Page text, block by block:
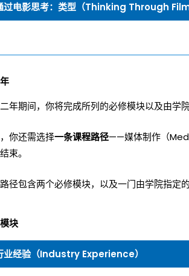
过电影思考：类型（Thinking Through
年期间，你将完成所列的必修模块以及由学
你还需选择一条课程路径——媒体制作（
束。
径包含两个必修模块，以及一门由学院指定
块
业经验（Industry Experience）